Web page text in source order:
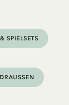
SPIELSETS